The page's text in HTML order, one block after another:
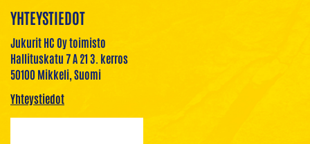
YHTEYSTIEDOT
Jukurit HC Oy toimisto
Hallituskatu 7 A 21 3. kerros
50100 Mikkeli, Suomi
Yhteystiedot